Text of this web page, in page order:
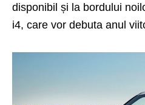
disponibil și la bordului
i4, care vor debuta anul